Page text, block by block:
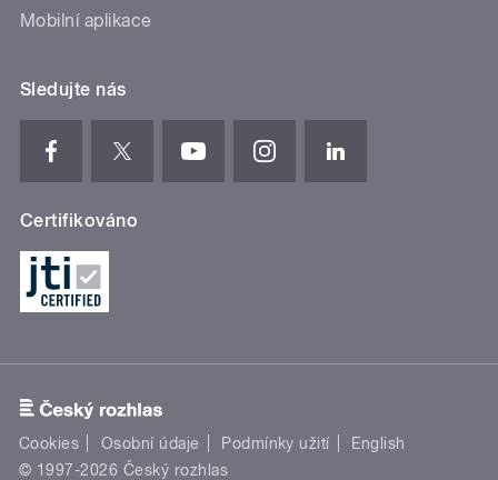
Mobilní aplikace
Sledujte nás
Certifikováno
Cookies Osobní údaje Podmínky užití
English
© 1997-2026 Český rozhlas